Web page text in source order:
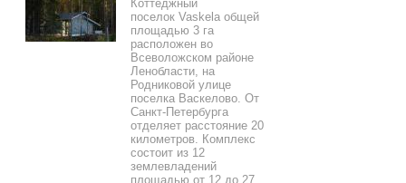
Коттеджный
поселок Vaskela общей
площадью 3 га
расположен во
Всеволожском районе
Ленобласти, на
Родниковой улице
поселка Васкелово. От
Санкт-Петербурга
отделяет расстояние 20
километров. Комплекс
состоит из 12
землевладений
площадью от 12 до 27